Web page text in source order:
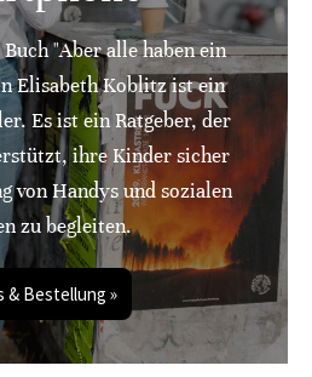
Buch "Aber alle haben ein
Elisabeth Koblitz ist ein
Es ist ein Ratgeber, der
ihre Kinder sicher
von Handys und sozialen
zu begleiten.
& Bestellung »